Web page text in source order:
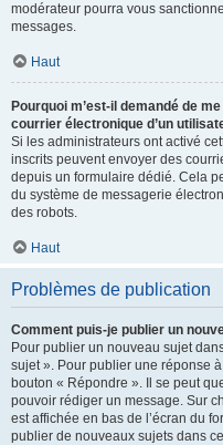
modérateur pourra vous
messages.
Haut
Pourquoi m’est-il demandé de
courrier électronique d’un
Si les administrateurs ont activé
inscrits peuvent envoyer des
depuis un formulaire dédié. Cela
du système de messagerie
des robots.
Haut
Problèmes de publication
Comment puis-je publier un
Pour publier un nouveau sujet
sujet ». Pour publier une réponse
bouton « Répondre ». Il se peut
pouvoir rédiger un message. Sur
est affichée en bas de l’écran du
publier de nouveaux sujets dans